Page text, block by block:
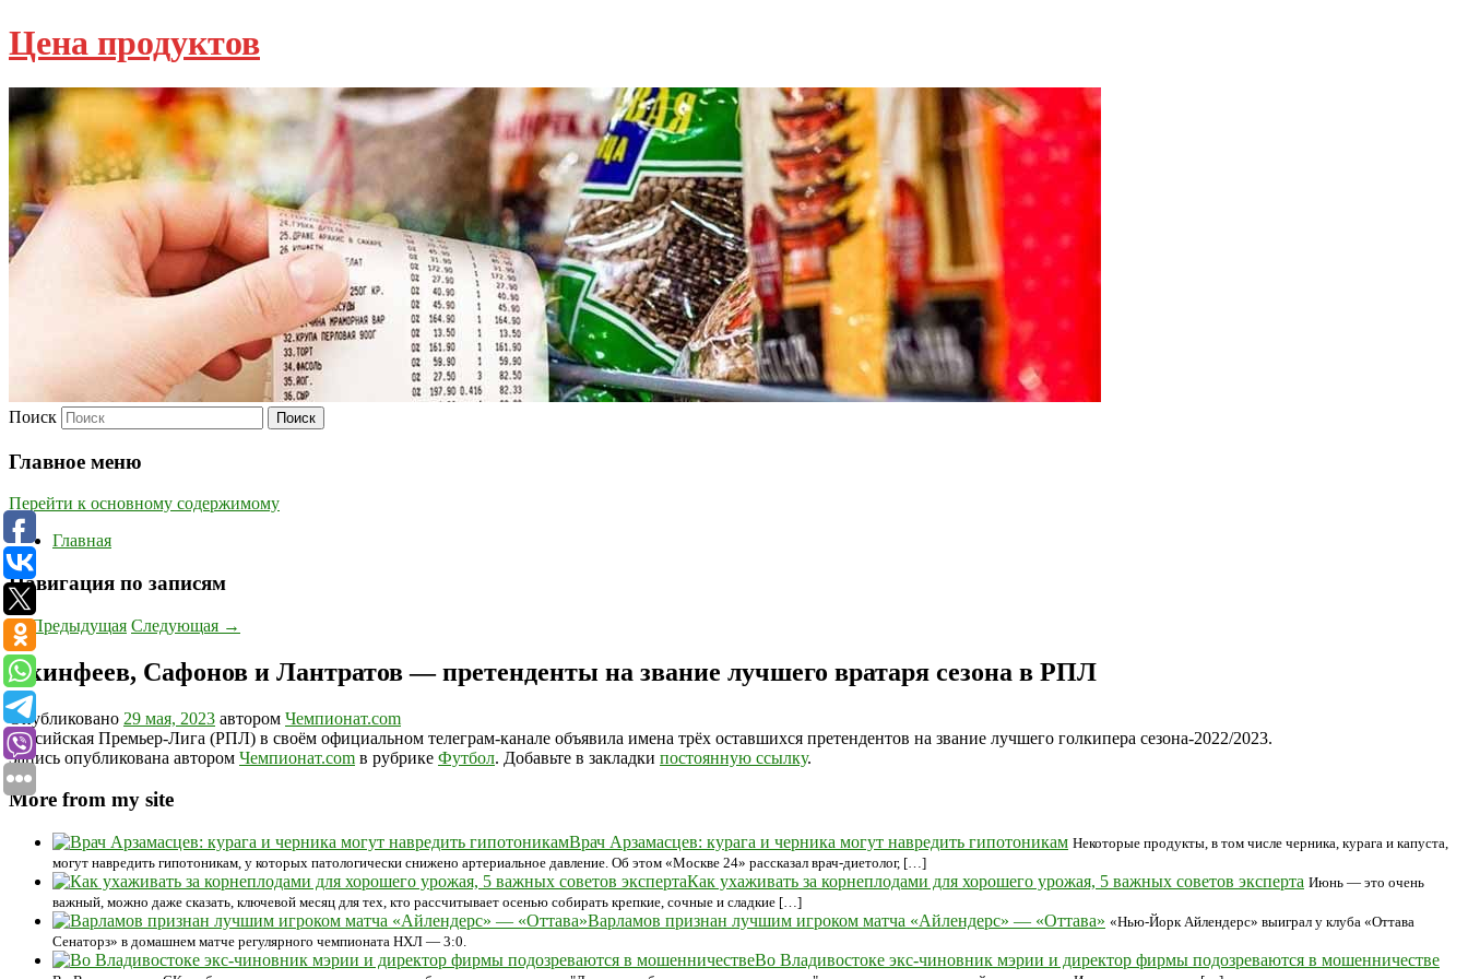
Цена продуктов
Поиск
Главное меню
Перейти к основному содержимому
Главная
Навигация по записям
←Предыдущая Следующая →
Акинфеев, Сафонов и Лантратов — претенденты на звание лучшего вратаря сезона в РПЛ
Опубликовано 29 мая, 2023 автором Чемпионат.com
Российская Премьер-Лига (РПЛ) в своём официальном телеграм-канале объявила имена трёх оставшихся претендентов на звание лучшего голкипера сезона-2022/2023.
Запись опубликована автором Чемпионат.com в рубрике Футбол. Добавьте в закладки постоянную ссылку.
More from my site
Врач Арзамасцев: курага и черника могут навредить гипотоникам Некоторые продукты, в том числе черника, курага и капуста,
могут навредить гипотоникам, у которых патологически снижено артериальное давление. Об этом «Москве 24» рассказал врач-диетолог, […]
Как ухаживать за корнеплодами для хорошего урожая, 5 важных советов эксперта Июнь — это очень
важный, можно даже сказать, ключевой месяц для тех, кто рассчитывает осенью собирать крепкие, сочные и сладкие […]
Варламов признан лучшим игроком матча «Айлендерс» — «Оттава» «Нью-Йорк Айлендерс» выиграл у клуба «Оттава
Сенаторз» в домашнем матче регулярного чемпионата НХЛ — 3:0.
Во Владивостоке экс-чиновник мэрии и директор фирмы подозреваются в мошенничестве